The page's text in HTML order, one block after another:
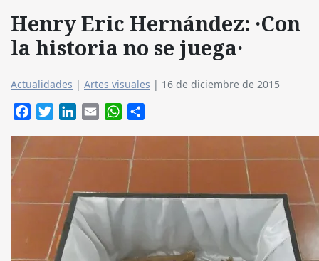
Henry Eric Hernández: ·Con
la historia no se juega·
Actualidades | Artes visuales | 16 de diciembre de 2015
FacebookTwitterLinkedIn
Email WhatsApp